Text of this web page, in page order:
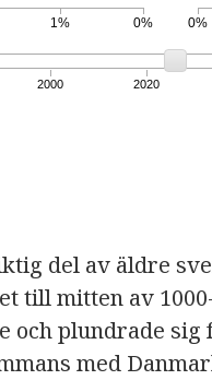
0%
1% 0%
2000 2020
del av äldre
till mitten av
och plundrade sig
med